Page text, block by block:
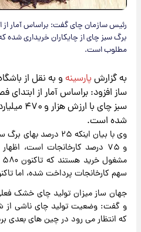
برگ سبز چای از چایکاران خریداری شده
مطلوب است.
به گزارشپارسینه و به نقل از
سبز چای با
شده است.
وی با بیان اینکه ۲۵
سهم کارخانجات پرداخت شده، اما
و گفت: وضعیت تولید چای ناشی
که انتظار می رود در چین های